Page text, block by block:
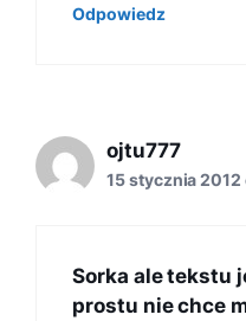
Odpowiedz
ojtu777
15 stycznia 2012
Sorka ale tekstu
prostu nie chce